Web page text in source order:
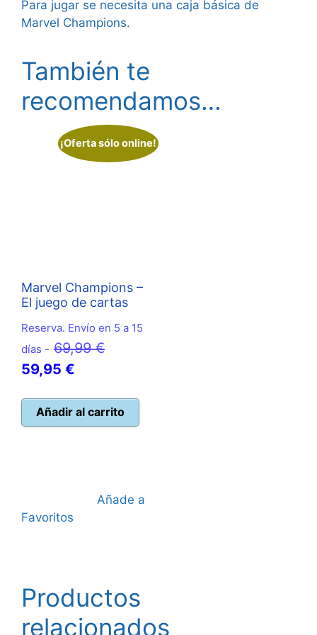
Para jugar se necesita una caja básica de
Marvel Champions.
También te
recomendamos…
¡Oferta sólo online!
Marvel Champions –
El juego de cartas
Reserva. Envío en 5 a 15
días - 69,99€El
era:
69,99 €.
59,95 €
actual
es:
Añadir al carrito
Añade a
Favoritos
Productos
relacionados